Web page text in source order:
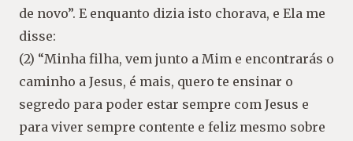
de novo”. E enquanto dizia isto chorava, e Ela me
disse:
(2) “Minha filha, vem junto a Mim e encontrarás o
caminho a Jesus, é mais, quero te ensinar o
segredo para poder estar sempre com Jesus e
para viver sempre contente e feliz mesmo sobre